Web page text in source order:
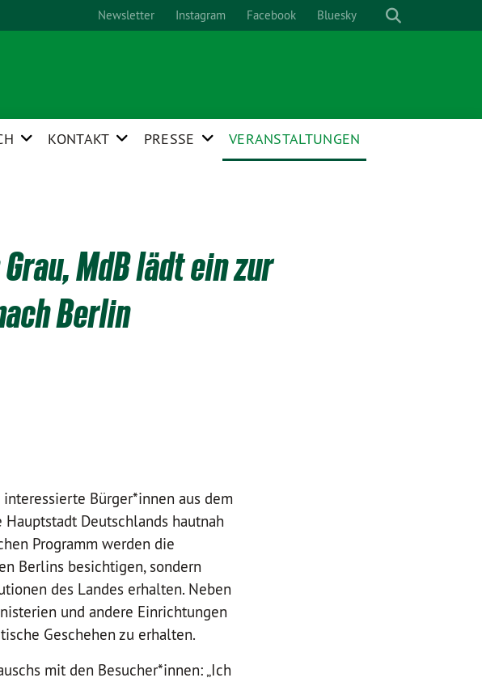
Newsletter Instagram Facebook Bluesky
KONTAKT PRESSE VERANSTALTUNGEN
MdB lädt ein zur
Berlin
Bürger*innen aus dem
Hauptstadt Deutschlands hautnah
Programm werden die
Berlins besichtigen, sondern
des Landes erhalten. Neben
und andere Einrichtungen
Geschehen zu erhalten.
mit den Besucher*innen: „Ich